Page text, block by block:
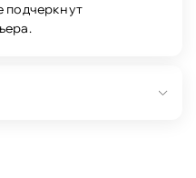
подчеркнут